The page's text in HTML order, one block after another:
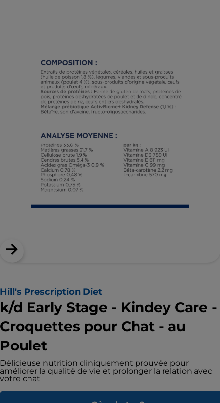
Hill's Prescription Diet
k/d Early Stage - Kindey Care -
Croquettes pour Chat - au
Poulet
Délicieuse nutrition cliniquement prouvée pour
améliorer la qualité de vie et prolonger la relation avec
votre chat